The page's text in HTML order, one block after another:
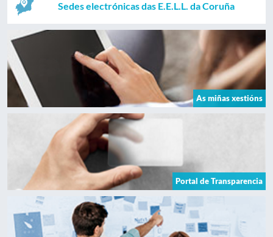
Sedes electrónicas das E.E.L.L. da Coruña
As miñas xestións
Portal de Transparencia